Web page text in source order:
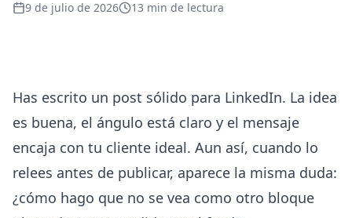
9 de julio de 2026 13 min de lectura
Has escrito un post sólido para LinkedIn. La idea
es buena, el ángulo está claro y el mensaje
encaja con tu cliente ideal. Aun así, cuando lo
relees antes de publicar, aparece la misma duda:
¿cómo hago que no se vea como otro bloque